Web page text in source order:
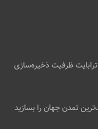
این کارت حافظه کوچک ۴ ترابایت ظرفیت ذخیره‌سازی